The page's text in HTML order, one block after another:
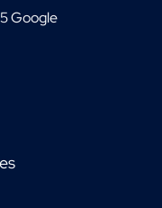
Google